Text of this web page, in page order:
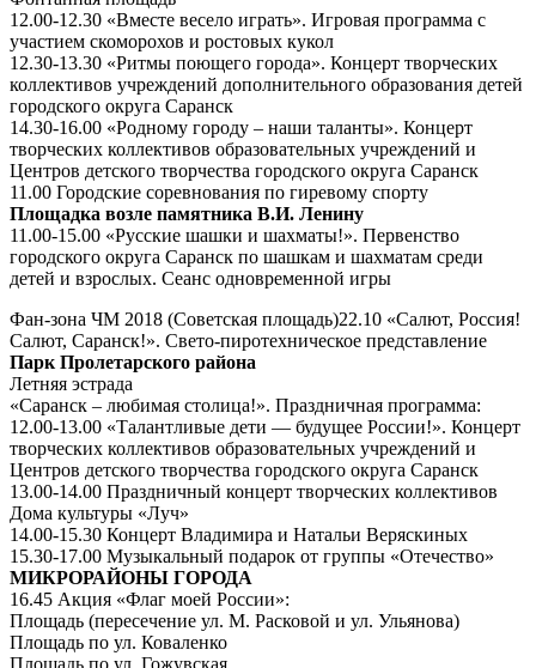
12.00-12.30 «Вместе весело играть». Игровая программа с
участием скоморохов и ростовых кукол
12.30-13.30 «Ритмы поющего города». Концерт творческих
коллективов учреждений дополнительного образования детей
городского округа Саранск
14.30-16.00 «Родному городу – наши таланты». Концерт
творческих коллективов образовательных учреждений и
Центров детского творчества городского округа Саранск
11.00 Городские соревнования по гиревому спорту
Площадка возле памятника В.И. Ленину
11.00-15.00 «Русские шашки и шахматы!». Первенство
городского округа Саранск по шашкам и шахматам среди
детей и взрослых. Сеанс одновременной игры
Фан-зона ЧМ 2018 (Советская площадь)22.10 «Салют, Россия!
Салют, Саранск!». Свето-пиротехническое представление
Парк Пролетарского района
Летняя эстрада
«Саранск – любимая столица!». Праздничная программа:
12.00-13.00 «Талантливые дети — будущее России!». Концерт
творческих коллективов образовательных учреждений и
Центров детского творчества городского округа Саранск
13.00-14.00 Праздничный концерт творческих коллективов
Дома культуры «Луч»
14.00-15.30 Концерт Владимира и Натальи Веряскиных
15.30-17.00 Музыкальный подарок от группы «Отечество»
МИКРОРАЙОНЫ ГОРОДА
16.45 Акция «Флаг моей России»:
Площадь (пересечение ул. М. Расковой и ул. Ульянова)
Площадь по ул. Коваленко
Площадь по ул. Гожувская